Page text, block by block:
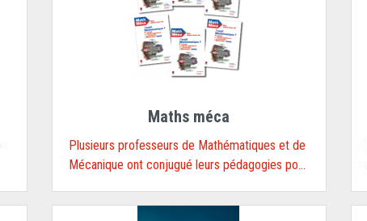
Maths méca
Plusieurs professeurs de Mathématiques et de
Mécanique ont conjugué leurs pédagogies po...